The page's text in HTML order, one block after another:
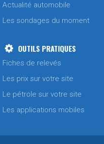
Actualité automobile
Les sondages du moment
OUTILS PRATIQUES
Fiches de relevés
Les prix sur votre site
Le pétrole sur votre site
Les applications mobiles